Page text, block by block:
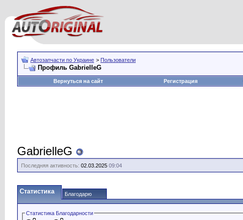
Автозапчасти по Украине > Пользователи
Профиль GabrielleG
Вернуться на сайт
Регистрация
GabrielleG
Последняя активность: 02.03.2025 09:04
Статистика Благодарю
Статистика Благодарности